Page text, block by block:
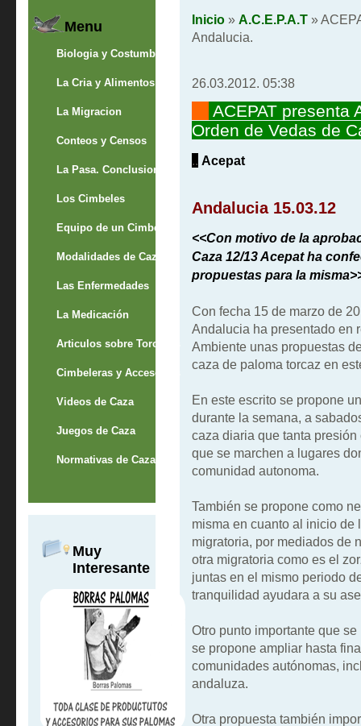
Menu
Biologia y Costumbres
La Cria y Alimentos
La Migracion
Conteos y Censos
La Pasa. Conclusion
Los Cimbeles
Equipo de un Cimbelero
Modalidades de Caza
Las Enfermedades
La Medicación
Articulos sobre Torcaces
Cimbeleras y Accesorios
Videos de Caza
Juegos de Caza
Normativas de Caza
Muy
Interesante
Inicio» A.C.E.P.A.T»
Andalucia.
26.03.2012. 05:38
ACEPAT presenta
Orden de Vedas de
.. Acepat
Andalucia15.03.12
<<Con motivo de la
Caza 12/13 Acepat ha
propuestas para la misma
Con fecha 15 de marzo de
Andalucia ha presentado en
Ambiente unas propuestas
caza de paloma torcaz en
En este escrito se propone
durante la semana, a
caza diaria que tanta
que se marchen a lugares
comunidad autonoma.
También se propone como
misma en cuanto al inicio de
migratoria, por mediados de
otra migratoria como es el
juntas en el mismo periodo
tranquilidad ayudara a su
Otro punto importante que
se propone ampliar hasta
comunidades autónomas,
andaluza.
Otra propuesta también